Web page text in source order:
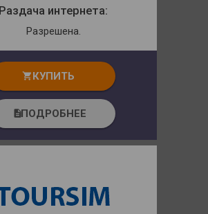
Раздача интернета:
Разрешена.
shopping_cart КУПИТЬ
descriptionПОДРОБНЕЕ